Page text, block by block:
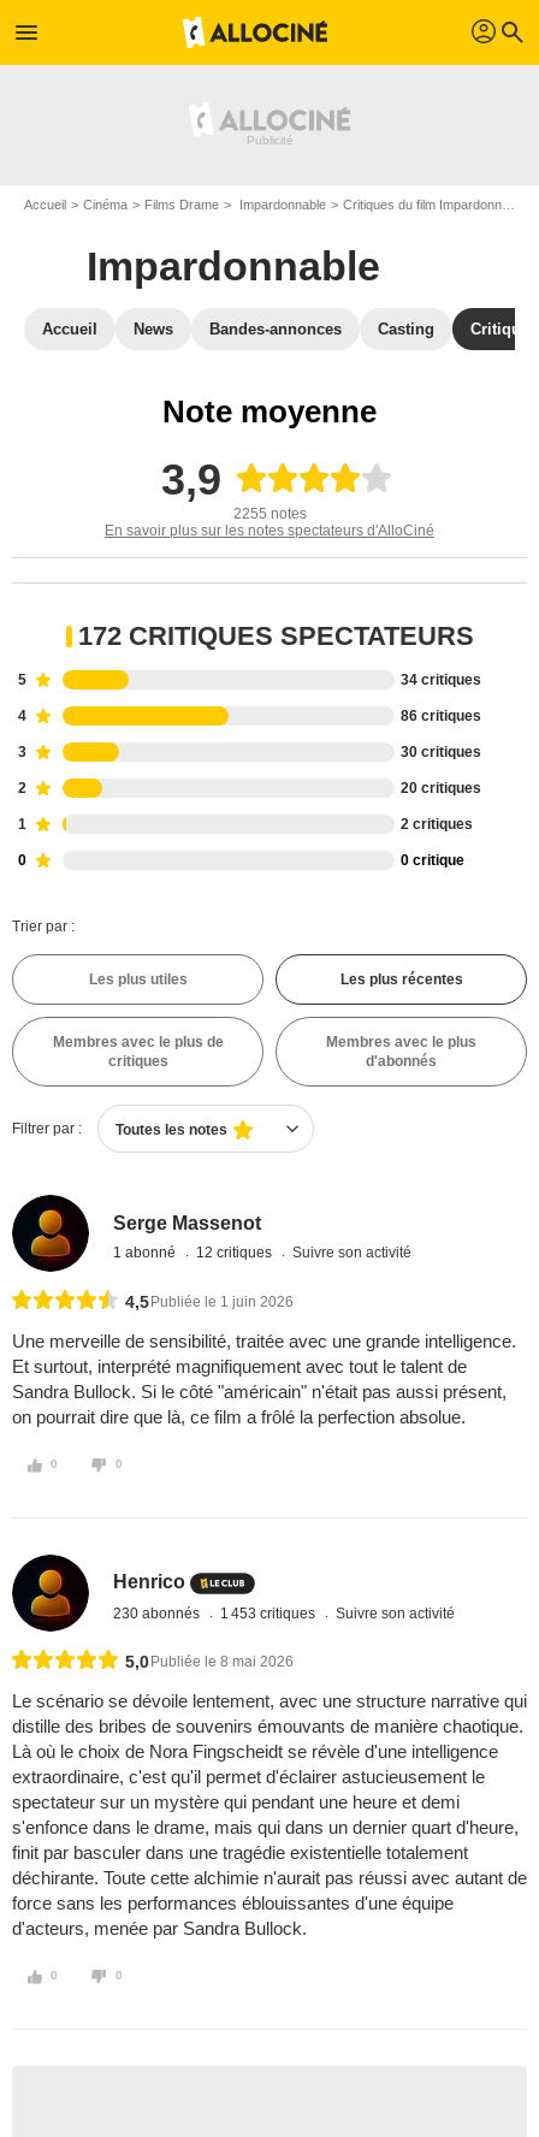
menu profil search
Accueil Cinéma Films Drame Impardonnable Critiques du film Impardonnable
Impardonnable
Accueil News Bandes-annonces Casting
Note moyenne
3,9
2255 notes
En savoir plus sur les notes spectateurs d'AlloCiné
172 CRITIQUES SPECTATEURS
5 34 critiques
4 86 critiques
3 30 critiques
2 20 critiques
1 2 critiques
0 0 critique
Trier par :
Les plus utiles Les plus récentes
Membres avec le plus de
critiques
Membres avec le plus
d'abonnés
Filtrer par : Toutes les notes
Serge Massenot
1 abonné 12 critiques Suivre son activité
4,5 Publiée le 1 juin 2026
Une merveille de sensibilité, traitée avec une grande intelligence.
Et surtout, interprété magnifiquement avec tout le talent de
Sandra Bullock. Si le côté "américain" n'était pas aussi présent,
on pourrait dire que là, ce film a frôlé la perfection absolue.
0 0
Henrico
230 abonnés 1 453 critiques Suivre son activité
5,0 Publiée le 8 mai 2026
Le scénario se dévoile lentement, avec une structure narrative qui
distille des bribes de souvenirs émouvants de manière chaotique.
Là où le choix de Nora Fingscheidt se révèle d'une intelligence
extraordinaire, c'est qu'il permet d'éclairer astucieusement le
spectateur sur un mystère qui pendant une heure et demi
s'enfonce dans le drame, mais qui dans un dernier quart d'heure,
finit par basculer dans une tragédie existentielle totalement
déchirante. Toute cette alchimie n'aurait pas réussi avec autant de
force sans les performances éblouissantes d'une équipe
d'acteurs, menée par Sandra Bullock.
0 0